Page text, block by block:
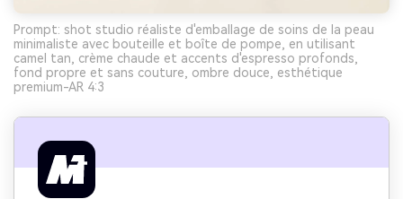
Prompt: shot studio réaliste d'emballage de soins de la peau
minimaliste avec bouteille et boîte de pompe, en utilisant
camel tan, crème chaude et accents d'espresso profonds,
fond propre et sans couture, ombre douce, esthétique
premium-AR 4:3